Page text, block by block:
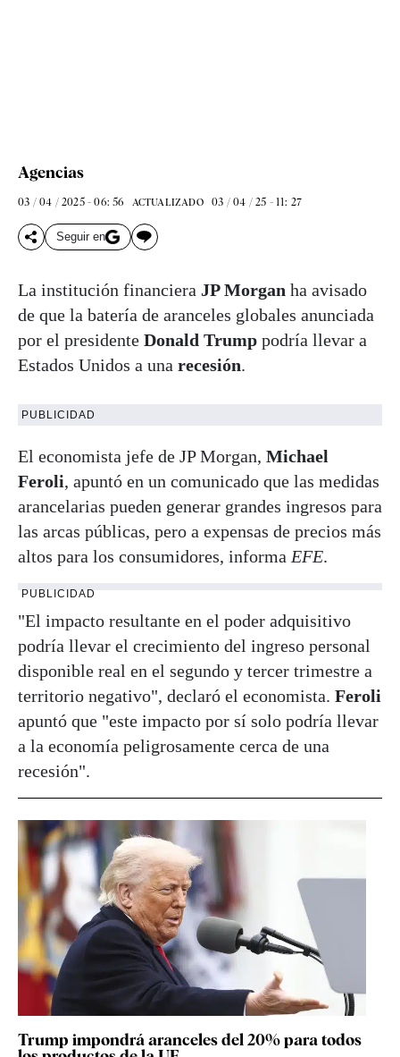
Agencias
03 / 04 / 2025 - 06: 56 ACTUALIZADO 03 / 04 / 25 - 11: 27
Seguir en
La institución financiera JP Morgan ha avisado
de que la batería de aranceles globales anunciada
por el presidente Donald Trump podría llevar a
Estados Unidos a una recesión.
PUBLICIDAD
El economista jefe de JP Morgan, Michael
Feroli, apuntó en un comunicado que las medidas
arancelarias pueden generar grandes ingresos para
las arcas públicas, pero a expensas de precios más
altos para los consumidores, informa EFE.
PUBLICIDAD
"El impacto resultante en el poder adquisitivo
podría llevar el crecimiento del ingreso personal
disponible real en el segundo y tercer trimestre a
territorio negativo", declaró el economista. Feroli
apuntó que "este impacto por sí solo podría llevar
a la economía peligrosamente cerca de una
recesión".
Trump impondrá aranceles del 20% para todos